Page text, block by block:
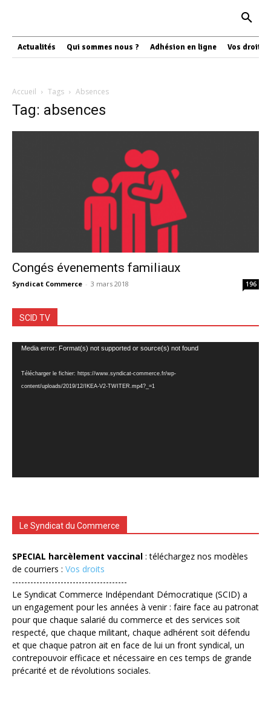
Actualités Qui sommes nous ? Adhésion en ligne Vos droits
Accueil Tags Absences
Tag: absences
Congés évenements familiaux
Syndicat Commerce - 3 mars 2018 196
SCID TV
Lecteur
Media error: Format(s) not supported or source(s) not found
Télécharger le fichier: https://www.syndicat-commerce.fr/wp-
content/uploads/2019/12/IKEA-V2-TWITER.mp4?_=1
Le Syndicat du Commerce
SPECIAL harcèlement vaccinal : téléchargez nos modèles
de courriers : Vos droits
--------------------------------------
Le Syndicat Commerce Indépendant Démocratique (SCID) a
un engagement pour les années à venir : faire face au patronat
pour que chaque salarié du commerce et des services soit
respecté, que chaque militant, chaque adhérent soit défendu
et que chaque patron ait en face de lui un front syndical, un
contrepouvoir efficace et nécessaire en ces temps de grande
précarité et de révolutions sociales.